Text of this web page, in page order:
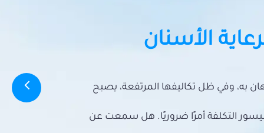
الأسنان
به، وفي ظل تكاليفها المرتفعة، يصبح
التكلفة أمرًا ضروريًا. هل سمعت عن